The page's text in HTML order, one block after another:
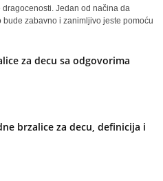
Jedan od načina da
zabavno i zanimljivo jeste pomoću
za decu sa odgovorima
brzalice za decu, definicija i